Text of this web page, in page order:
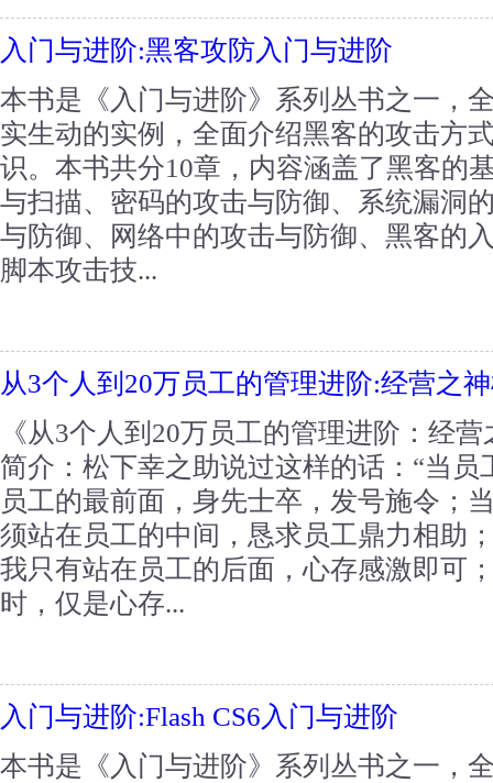
入门与进阶:黑客攻防入门与进阶
本书是《入门与进阶》系列丛书之一，
实生动的实例，全面介绍黑客的攻击方
识。本书共分10章，内容涵盖了黑客的
与扫描、密码的攻击与防御、系统漏洞
与防御、网络中的攻击与防御、黑客的
脚本攻击技...
从3个人到20万员工的管理进阶:经营之
《从3个人到20万员工的管理进阶：经
简介：松下幸之助说过这样的话：“当员
员工的最前面，身先士卒，发号施令；
须站在员工的中间，恳求员工鼎力相助
我只有站在员工的后面，心存感激即可
时，仅是心存...
入门与进阶:Flash CS6入门与进阶
本书是《入门与进阶》系列丛书之一，